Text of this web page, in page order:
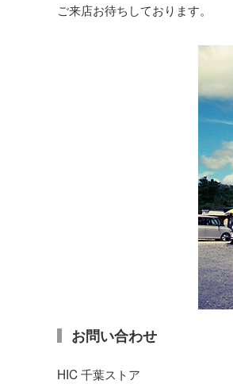
ご来店お待ちしております。
お問い合わせ
HIC 千葉ストア